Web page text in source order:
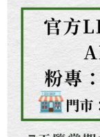
「AFTEE先享後付」
４．使用「AFTEE先
時審查核予不同之上
請求用戶進行身份認
５．嚴禁一人註冊多
恩沛科技股份有限公